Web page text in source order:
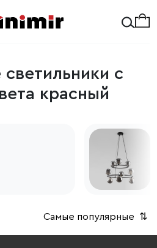
с
красный
из Европы
Самые популярные ⇅